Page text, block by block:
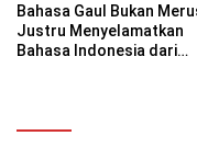
Bahasa Gaul Bukan
Justru Menyelamatkan
Bahasa Indonesia dari